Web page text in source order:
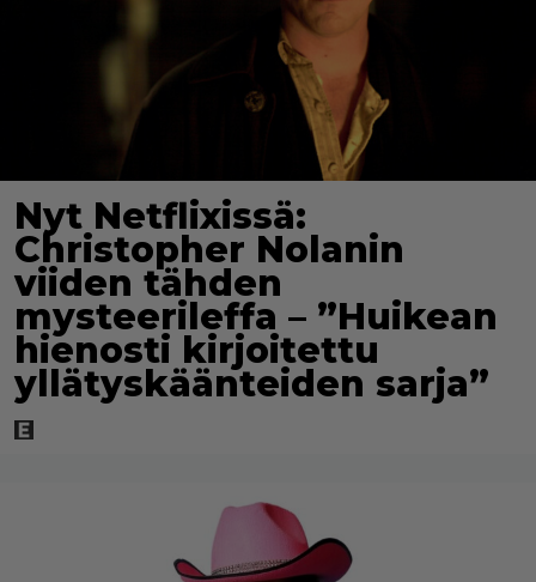
Nyt Netflixissä:
Christopher Nolanin
viiden tähden
mysteerileffa – ”Huikean
hienosti kirjoitettu
yllätyskäänteiden sarja”